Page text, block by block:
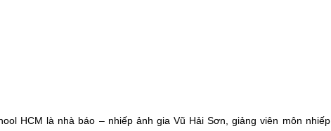
HCM là nhà báo – nhiếp ảnh gia Vũ Hải Sơn, giảng viên môn nhiếp